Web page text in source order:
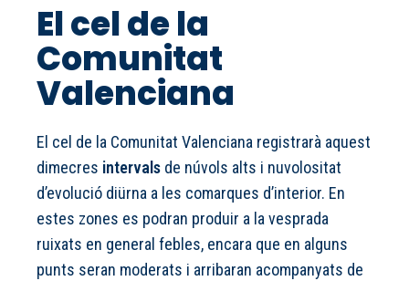
El cel de la
Comunitat
Valenciana
El cel de la Comunitat Valenciana registrarà aquest
dimecres intervals de núvols alts i nuvolositat
d’evolució diürna a les comarques d’interior. En
estes zones es podran produir a la vesprada
ruixats en general febles, encara que en alguns
punts seran moderats i arribaran acompanyats de